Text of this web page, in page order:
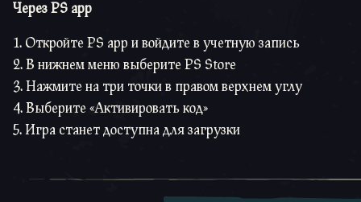
Через PS app
Откройте PS app и войдите в учетную запись
В нижнем меню выберите PS Store
Нажмите на три точки в правом верхнем углу
Выберите «Активировать код»
Игра станет доступна для загрузки